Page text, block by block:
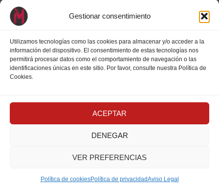
Gestionar consentimiento
Utilizamos tecnologías como las cookies para almacenar y/o acceder a la
información del dispositivo. El consentimiento de estas tecnologías nos
permitirá procesar datos como el comportamiento de navegación o las
identificaciones únicas en este sitio. Por favor, consulte nuestra Política de
Cookies.
ACEPTAR
DENEGAR
VER PREFERENCIAS
Política de cookiesPolítica de privacidadAviso Legal
Accessibility statement
Personalizar Cookies
Política de privacidad